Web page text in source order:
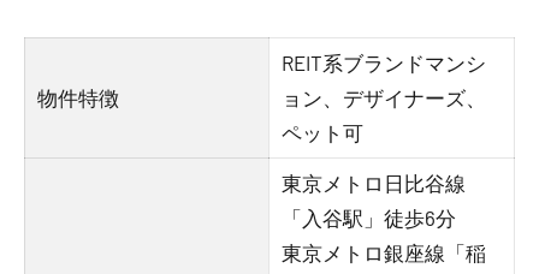
物件特徴
REIT系ブランドマンシ
ョン、デザイナーズ、
ペット可
東京メトロ日比谷線
「入谷駅」徒歩6分
東京メトロ銀座線「稲